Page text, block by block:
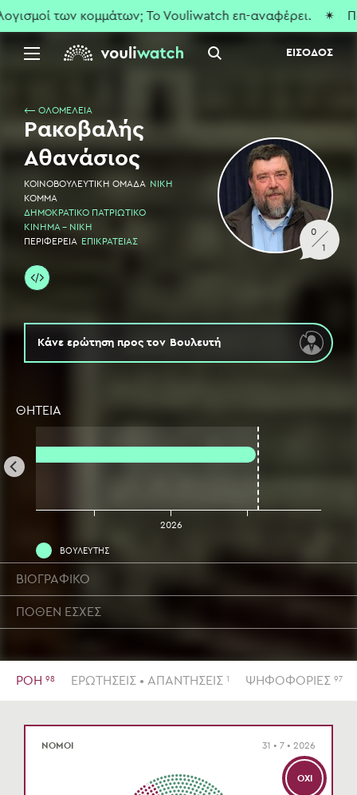
των κομμάτων; To Vouliwatch επ-αναφέρει.✴ Που
ΕΙΣΟΔΟΣ
⟵ ΟΛΟΜΕΛΕΙΑ
Ρακοβαλής
Αθανάσιος
ΚΟΙΝΟΒΟΥΛΕΥΤΙΚΗ ΟΜΑΔΑ ΝΙΚΗ
ΚΟΜΜΑ
ΔΗΜΟΚΡΑΤΙΚΟ ΠΑΤΡΙΩΤΙΚΟ
ΚΙΝΗΜΑ - ΝΙΚΗ
ΠΕΡΙΦΕΡΕΙΑ ΕΠΙΚΡΑΤΕΙΑΣ
0
1
Κάνε ερώτηση προς τον Βουλευτή
ΘΗΤΕΙΑ
2026
ΒΟΥΛΕΥΤΗΣ
ΒΙΟΓΡΑΦΙΚΟ
ΠΟΘΕΝ ΕΣΧΕΣ
ΡΟΗ 98 ΕΡΩΤΗΣΕΙΣ • ΑΠΑΝΤΗΣΕΙΣ 1 ΨΗΦΟΦΟΡΙΕΣ 97
ΌΧΙ
ΝΟΜΟΙ 31 • 7 • 2026